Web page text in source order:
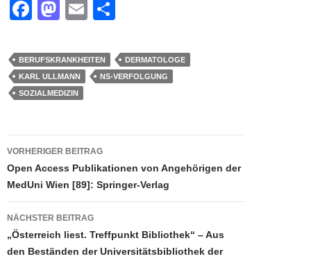
F
c
e
b
o
k
M
st
o
d
n
E
ail e
n
BERUFSKRANKHEITEN
DERMATOLOGE
KARL ULLMANN
NS-VERFOLGUNG
SOZIALMEDIZIN
Beitragsnavigation
VORHERIGER BEITRAG
Open Access Publikationen von Angehörigen der
MedUni Wien [89]: Springer-Verlag
NÄCHSTER BEITRAG
„Österreich liest. Treffpunkt Bibliothek“ – Aus
den Beständen der Universitätsbibliothek der